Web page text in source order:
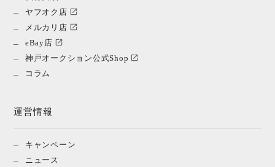
ヤフオク店
メルカリ店
eBay店
神戸オークション公式Shop
コラム
運営情報
キャンペーン
ニュース